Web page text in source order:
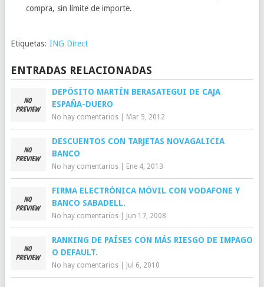
compra, sin límite de importe.
Etiquetas: ING Direct
ENTRADAS RELACIONADAS
DEPÓSITO MARTÍN BERASATEGUI DE CAJA
ESPAÑA-DUERO
No hay comentarios| Mar 5, 2012
DESCUENTOS CON TARJETAS NOVAGALICIA
BANCO
No hay comentarios| Ene 4, 2013
FIRMA ELECTRÓNICA MÓVIL CON VODAFONE Y
BANCO SABADELL.
No hay comentarios| Jun 17, 2008
RANKING DE PAÍSES CON MÁS RIESGO DE IMPAGO
O DEFAULT.
No hay comentarios| Jul 6, 2010